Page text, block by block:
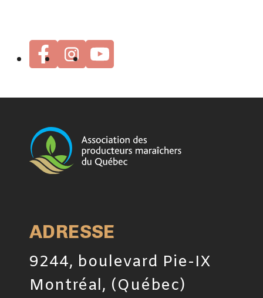
ADRESSE
9244, boulevard Pie-IX
Montréal, (Québec)